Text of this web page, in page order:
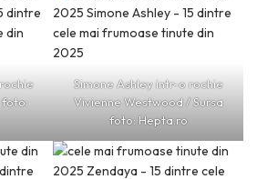
foto:
Simone Ashley intr-o rochie
Vivienne Westwood / Sursa
foto: Hepta.ro